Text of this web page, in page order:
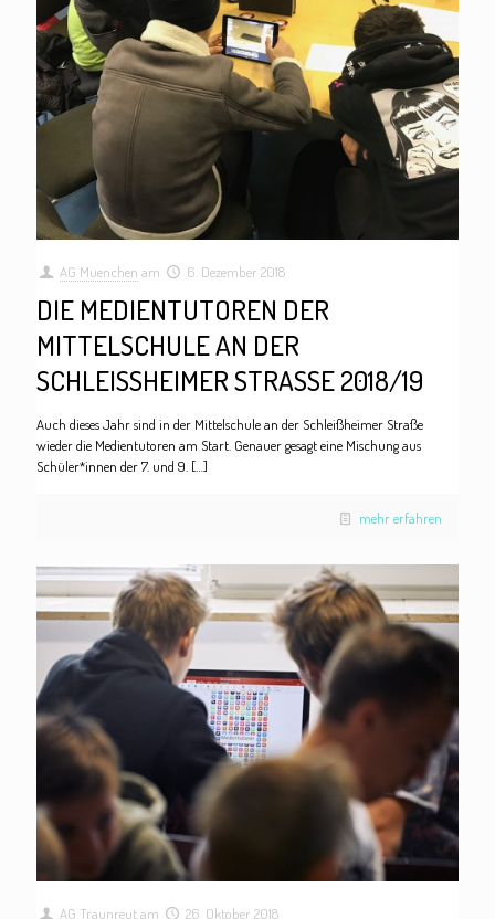
AG Muenchen am 6. Dezember 2018
DIE MEDIENTUTOREN DER
MITTELSCHULE AN DER
SCHLEISSHEIMER STRASSE 2018/19
Auch dieses Jahr sind in der Mittelschule an der Schleißheimer Straße
wieder die Medientutoren am Start. Genauer gesagt eine Mischung aus
Schüler*innen der 7. und 9. […]
mehr erfahren
AG Traunreutam 26. Oktober 2018